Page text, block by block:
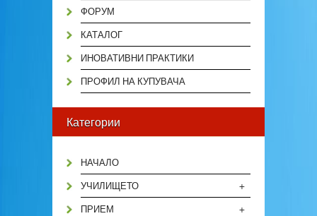
ФОРУМ
КАТАЛОГ
ИНОВАТИВНИ ПРАКТИКИ
ПРОФИЛ НА КУПУВАЧА
Категории
НАЧАЛО
+
УЧИЛИЩЕТО
+
ПРИЕМ